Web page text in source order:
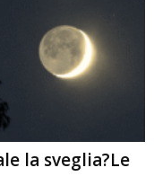
la sveglia?Le